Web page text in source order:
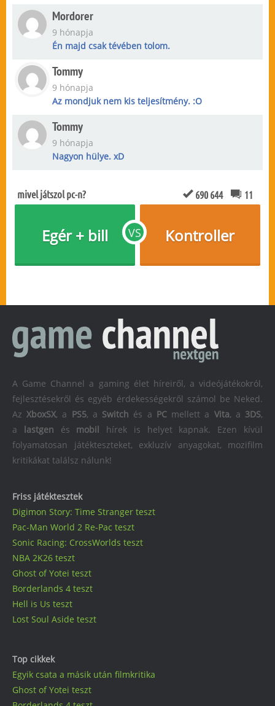
Mordorer
9 hónapja
Én majd csak tévében tolom.
Tommy
9 hónapja
Az mondjuk nem kis teljesítmény. :O
Tommy
9 hónapja
Nagyon hülye. xD
mivel játszol pc-n? 690 644 11
VS
Egér + bill Kontroller
Friss játéktesztek
Digimon Story: Time Stranger teszt
Pac-Man World 2 Re-Pac teszt
Sonic Racing: CrossWorlds teszt
NBA 2K26 teszt
Ghost of Yotei teszt
Borderlands 4 teszt
Hell is Us teszt
Lost Soul Aside teszt
Top cikkek
Egyik csata a másik után filmkritika
Ghost of Yotei teszt
A Game Channel a gaming élet híreiről, a videójátékokról,
fejlesztésekről és egyéb érdekességekről számol be Neked.
AzXboxSX, a PS5, a Switch és a PCmellett a Vita, a 3DS,
a lastgen és mobil hírek is helyet kapnak. Ezen kívül
folyamatosan játékteszteket, exkluzív anyagokat, mozifilm
kritikákat találsz nálunk!